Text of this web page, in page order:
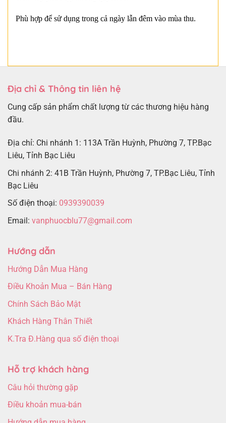
Phù hợp để sử dụng trong cả ngày lẫn đêm vào mùa thu.
Địa chỉ & Thông tin liên hệ
Cung cấp sản phẩm chất lượng từ các thương hiệu hàng
đầu.
Địa chỉ: Chi nhánh 1: 113A Trần Huỳnh, Phường 7, TP.Bạc
Liêu, Tỉnh Bạc Liêu
Chi nhánh 2: 41B Trần Huỳnh, Phường 7, TP.Bạc Liêu, Tỉnh
Bạc Liêu
Số điện thoại: 0939390039
Email: vanphuocblu77@gmail.com
Hướng dẫn
Hướng Dẫn Mua Hàng
Điều Khoản Mua – Bán Hàng
Chính Sách Bảo Mật
Khách Hàng Thân Thiết
K.Tra Đ.Hàng qua số điện thoại
Hỗ trợ khách hàng
Câu hỏi thường gặp
Điều khoản mua-bán